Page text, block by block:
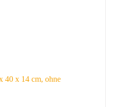
40 x 14 cm, ohne